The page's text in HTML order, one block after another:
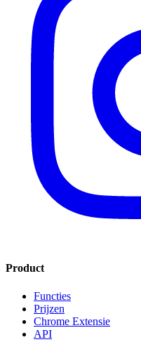
Product
Functies
Prijzen
Chrome Extensie
API